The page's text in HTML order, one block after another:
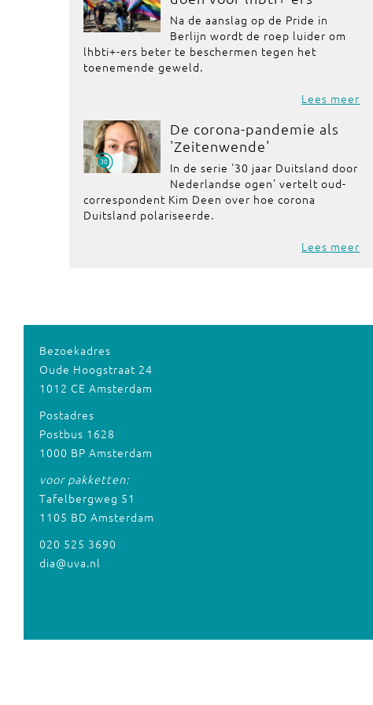
Na de aanslag op de Pride in
Berlijn wordt de roep luider om
lhbti+-ers beter te beschermen tegen het
toenemende geweld.
Lees meer
De corona-pandemie als
'Zeitenwende'
In de serie '30 jaar Duitsland door
Nederlandse ogen' vertelt oud-
correspondent Kim Deen over hoe corona
Duitsland polariseerde.
Lees meer
Bezoekadres
Oude Hoogstraat 24
1012 CE Amsterdam
Postadres
Postbus 1628
1000 BP Amsterdam
voor pakketten:
Tafelbergweg 51
1105 BD Amsterdam
020 525 3690
dia@uva.nl